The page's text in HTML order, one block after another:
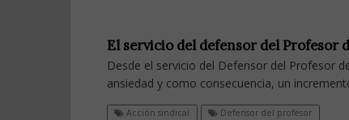
El servicio del defensor del Profesor
Desde el servicio del Defensor del Profesor
ansiedad y como consecuencia, un
Acción sindical Defensor del profesor